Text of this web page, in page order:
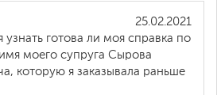
25.02.2021
готова ли моя справка по
моего супруга Сырова
которую я заказывала раньше